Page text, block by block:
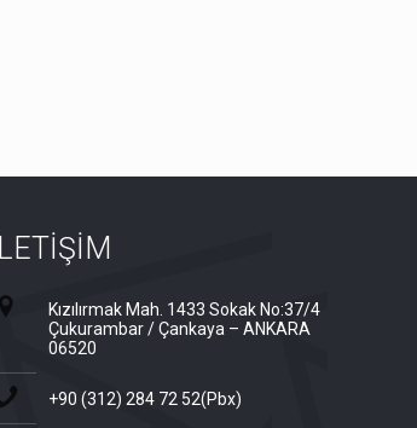
Kızılırmak Mah. 1433 Sokak No:37/4
Çukurambar / Çankaya – ANKARA
06520
+90 (312) 284 72 52(Pbx)